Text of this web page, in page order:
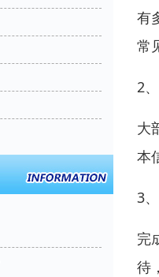
有
常
2
大
本
3
完
待